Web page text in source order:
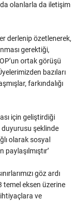
olanlarla da iletişim
derlenip özetlenerek,
gerektiği,
ortak görüşü
bazıları
farkındalığı
için geliştirdiği
şeklinde
olarak sosyal
göz ardı
temel eksen üzerine
ve